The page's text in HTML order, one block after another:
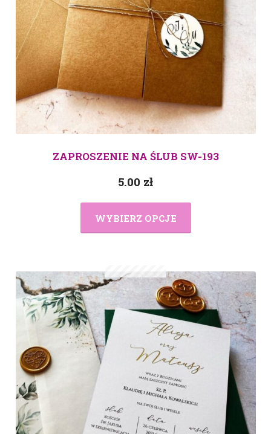
ZAPROSZENIE NA ŚLUB SW-193
5.00 zł
WYBIERZ OPCJE